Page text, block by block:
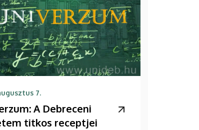
7.
A Debreceni
titkos receptjei